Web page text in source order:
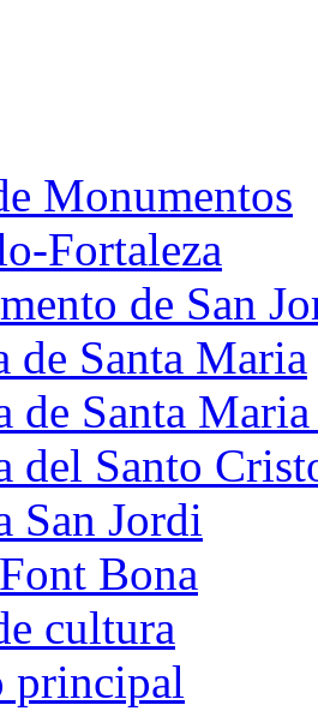
Monumentos
Fortaleza
de San
de Santa Maria
de Santa
del Santo
San Jordi
Bona
cultura
principal